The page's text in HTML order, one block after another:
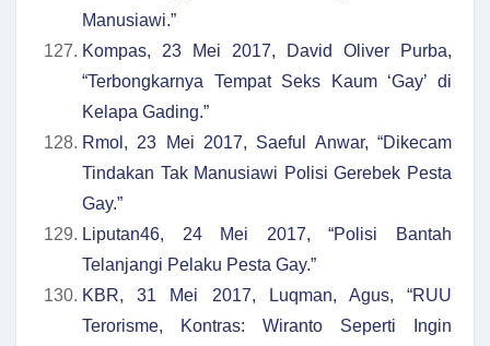
Manusiawi.”
Kompas, 23 Mei 2017, David Oliver Purba,
“Terbongkarnya Tempat Seks Kaum ‘Gay’ di
Kelapa Gading.”
Rmol, 23 Mei 2017, Saeful Anwar, “Dikecam
Tindakan Tak Manusiawi Polisi Gerebek Pesta
Gay.”
Liputan46, 24 Mei 2017, “Polisi Bantah
Telanjangi Pelaku Pesta Gay.”
KBR, 31 Mei 2017, Luqman, Agus, “RUU
Terorisme, Kontras: Wiranto Seperti Ingin